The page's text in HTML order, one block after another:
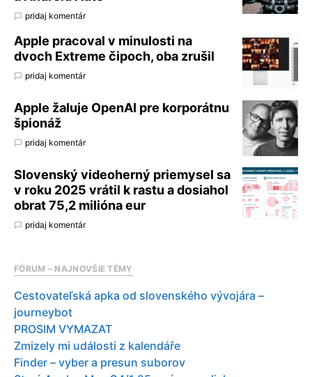
pridaj komentár
Apple pracoval v minulosti na
dvoch Extreme čipoch, oba zrušil
pridaj komentár
Apple žaluje OpenAI pre korporátnu
špionáž
pridaj komentár
Slovenský videoherný priemysel sa
v roku 2025 vrátil k rastu a dosiahol
obrat 75,2 milióna eur
pridaj komentár
FÓRUM – NAJNOVŠIE TÉMY
Cestovateľská apka od slovenského vývojára –
journeybot
PROSIM VYMAZAT
Zmizely mi události z kalendáře
Finder – vyber a presun suborov